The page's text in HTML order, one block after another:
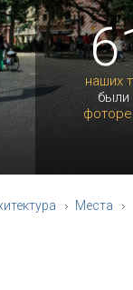
наших
были
Места